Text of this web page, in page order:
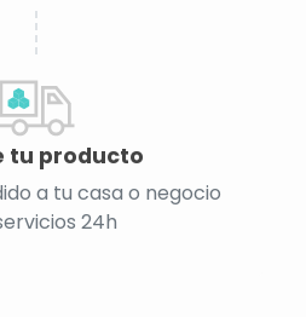
tu producto
a tu casa o negocio
24h